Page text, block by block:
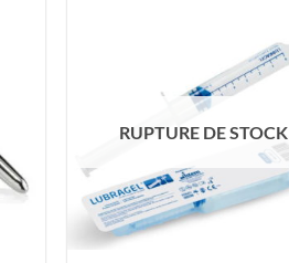
RUPTURE DE STOCK